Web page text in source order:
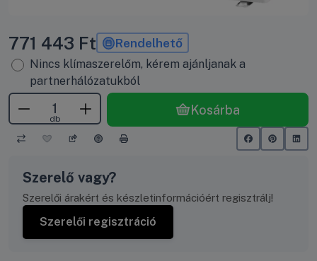
771 443 Ft Rendelhető
Nincs klímaszerelőm, kérem ajánljanak a
partnerhálózatukból
db
Kosárba
Szerelő vagy?
Szerelői árakért és készletinformációért regisztrálj!
Szerelői regisztráció